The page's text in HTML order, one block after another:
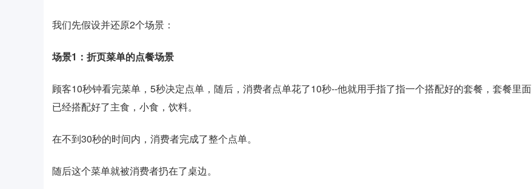
我们先假设并还原2个场景：
场景1：折页菜单的点餐场景
顾客10秒钟看完菜单，5秒决定点单，随后，消费者点单花了10秒--他就用手指了指一个搭配好的套餐，套餐里面
已经搭配好了主食，小食，饮料。
在不到30秒的时间内，消费者完成了整个点单。
随后这个菜单就被消费者扔在了桌边。